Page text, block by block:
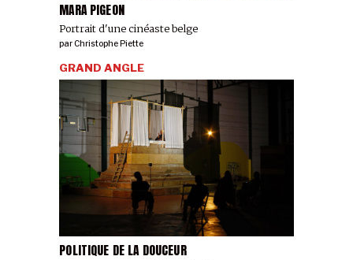
MARA PIGEON
Portrait d'une cinéaste belge
parChristophe Piette
POLITIQUE DE LA DOUCEUR
GRAND ANGLE